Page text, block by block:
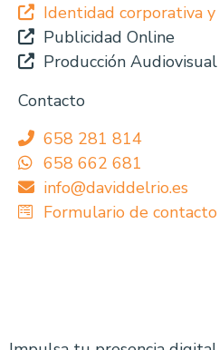
Identidad corporativa
Publicidad Online
Producción Audiovisual
Contacto
658 281 814
658 662 681
info@daviddelrio.es
Formulario de contacto